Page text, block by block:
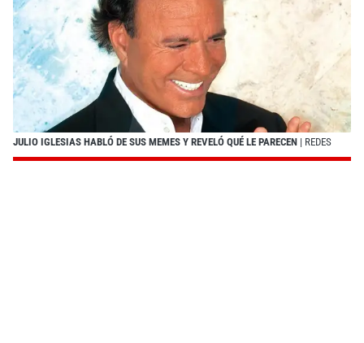
JULIO IGLESIAS HABLÓ DE SUS MEMES Y REVELÓ QUÉ LE PARECEN | REDES